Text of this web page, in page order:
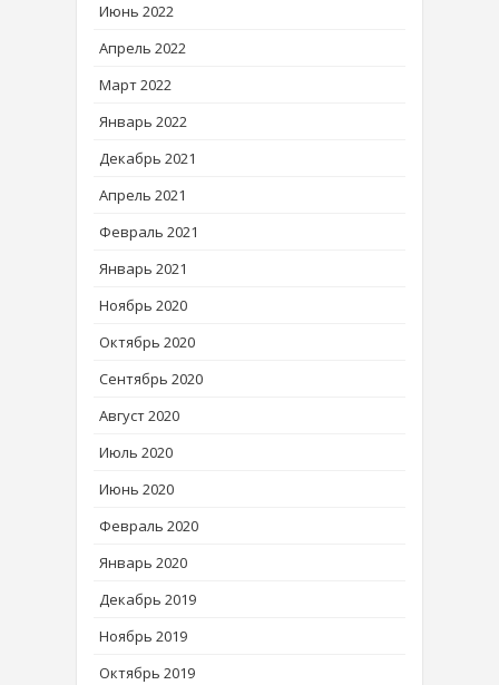
Июнь 2022
Апрель 2022
Март 2022
Январь 2022
Декабрь 2021
Апрель 2021
Февраль 2021
Январь 2021
Ноябрь 2020
Октябрь 2020
Сентябрь 2020
Август 2020
Июль 2020
Июнь 2020
Февраль 2020
Январь 2020
Декабрь 2019
Ноябрь 2019
Октябрь 2019